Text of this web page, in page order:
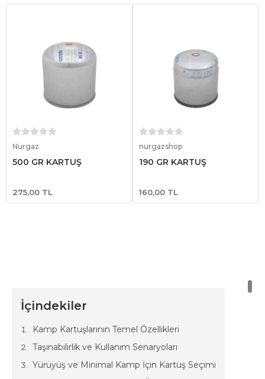
Nurgaz
500 GR KARTUŞ
275,00 TL
nurgazshop
190 GR KARTUŞ
160,00 TL
İçindekiler
Kamp Kartuşlarının Temel Özellikleri
Taşınabilirlik ve Kullanım Senaryoları
Yürüyüş ve Minimal Kamp İçin Kartuş Seçimi